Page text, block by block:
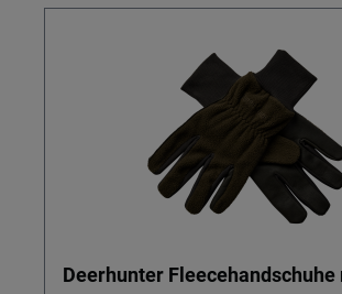
Deerhunter